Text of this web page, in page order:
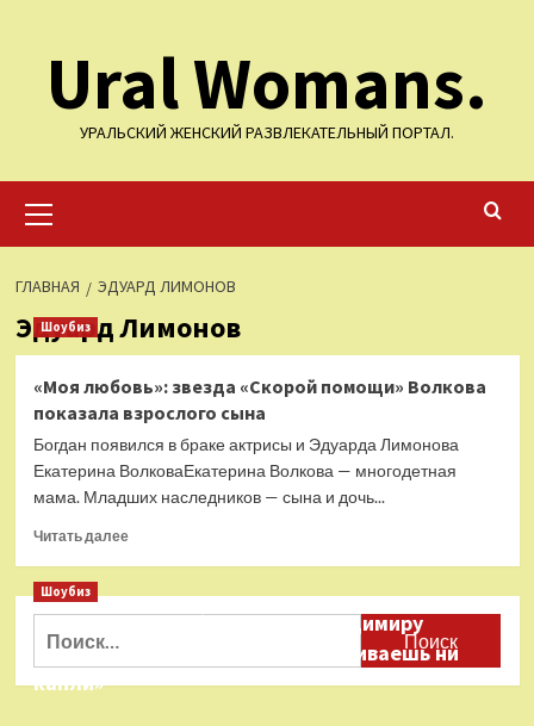
содержимому
Ural Womans.
УРАЛЬСКИЙ ЖЕНСКИЙ РАЗВЛЕКАТЕЛЬНЫЙ ПОРТАЛ.
меню
ГЛАВНАЯ ЭДУАРД ЛИМОНОВ
Эдуард Лимонов
Шоубиз
«Моя любовь»: звезда «Скорой помощи» Волкова
показала взрослого сына
Богдан появился в браке актрисы и Эдуарда Лимонова
Екатерина ВолковаЕкатерина Волкова — многодетная
мама. Младших наследников — сына и дочь...
Читать далееПрочитать
«Моя
«Скорой
помощи»
Шоубиз
Даня Милохин обратился к Владимиру
Соловьеву: «Ты меня не расстраиваешь ни
капли»